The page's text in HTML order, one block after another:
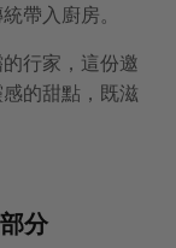
帶入廚房。
行家，這份邀
的甜點，既滋
分